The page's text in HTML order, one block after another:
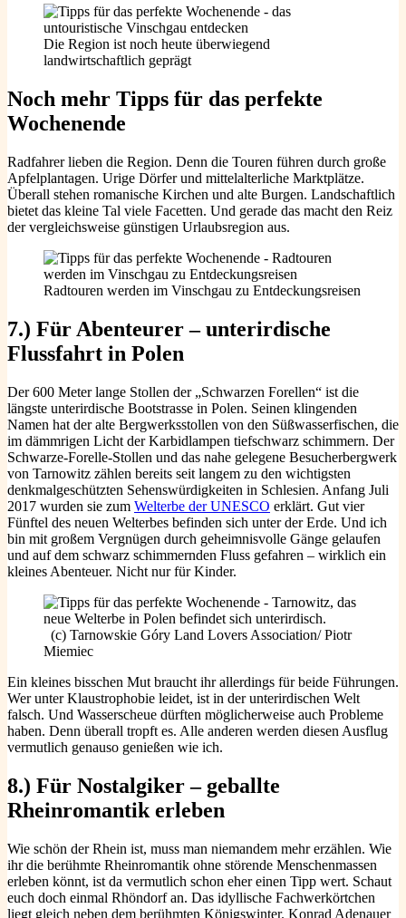
Die Region ist noch heute überwiegend
landwirtschaftlich geprägt
Noch mehr Tipps für das perfekte
Wochenende
Radfahrer lieben die Region. Denn die Touren führen durch große
Apfelplantagen. Urige Dörfer und mittelalterliche Marktplätze.
Überall stehen romanische Kirchen und alte Burgen. Landschaftlich
bietet das kleine Tal viele Facetten. Und gerade das macht den Reiz
der vergleichsweise günstigen Urlaubsregion aus.
Radtouren werden im Vinschgau zu Entdeckungsreisen
7.) Für Abenteurer – unterirdische
Flussfahrt in Polen
Der 600 Meter lange Stollen der „Schwarzen Forellen“ ist die
längste unterirdische Bootstrasse in Polen. Seinen klingenden
Namen hat der alte Bergwerksstollen von den Süßwasserfischen, die
im dämmrigen Licht der Karbidlampen tiefschwarz schimmern. Der
Schwarze-Forelle-Stollen und das nahe gelegene Besucherbergwerk
von Tarnowitz zählen bereits seit langem zu den wichtigsten
denkmalgeschützten Sehenswürdigkeiten in Schlesien. Anfang Juli
2017 wurden sie zum Welterbe der UNESCO erklärt. Gut vier
Fünftel des neuen Welterbes befinden sich unter der Erde. Und ich
bin mit großem Vergnügen durch geheimnisvolle Gänge gelaufen
und auf dem schwarz schimmernden Fluss gefahren – wirklich ein
kleines Abenteuer. Nicht nur für Kinder.
(c) Tarnowskie Góry Land Lovers Association/ Piotr
Miemiec
Ein kleines bisschen Mut braucht ihr allerdings für beide Führungen.
Wer unter Klaustrophobie leidet, ist in der unterirdischen Welt
falsch. Und Wasserscheue dürften möglicherweise auch Probleme
haben. Denn überall tropft es. Alle anderen werden diesen Ausflug
vermutlich genauso genießen wie ich.
8.) Für Nostalgiker – geballte
Rheinromantik erleben
Wie schön der Rhein ist, muss man niemandem mehr erzählen. Wie
ihr die berühmte Rheinromantik ohne störende Menschenmassen
erleben könnt, ist da vermutlich schon eher einen Tipp wert. Schaut
euch doch einmal Rhöndorf an. Das idyllische Fachwerkörtchen
liegt gleich neben dem berühmten Königswinter. Konrad Adenauer